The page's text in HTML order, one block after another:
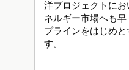
洋プロジェクトに
ネルギー市場へも
プラインをはじめ
す。